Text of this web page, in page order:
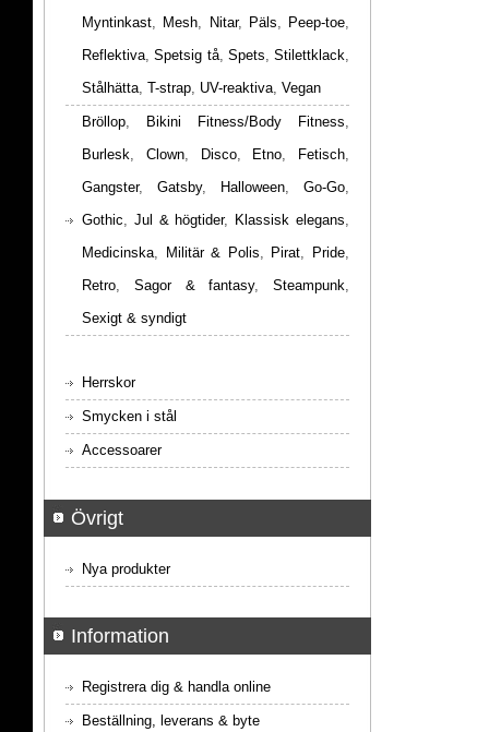
Myntinkast, Mesh, Nitar, Päls, Peep-toe,
Reflektiva,Spetsig tå, Spets, Stilettklack,
Stålhätta, T-strap, UV-reaktiva, Vegan
Bröllop, Bikini Fitness/Body Fitness,
Burlesk, Clown, Disco, Etno, Fetisch,
Gangster, Gatsby, Halloween, Go-Go,
Gothic, Jul & högtider, Klassisk elegans,
Medicinska, Militär & Polis, Pirat, Pride,
Retro, Sagor & fantasy, Steampunk,
Sexigt & syndigt
Herrskor
Smycken i stål
Accessoarer
Övrigt
Nya produkter
Information
Registrera dig & handla online
Beställning, leverans & byte